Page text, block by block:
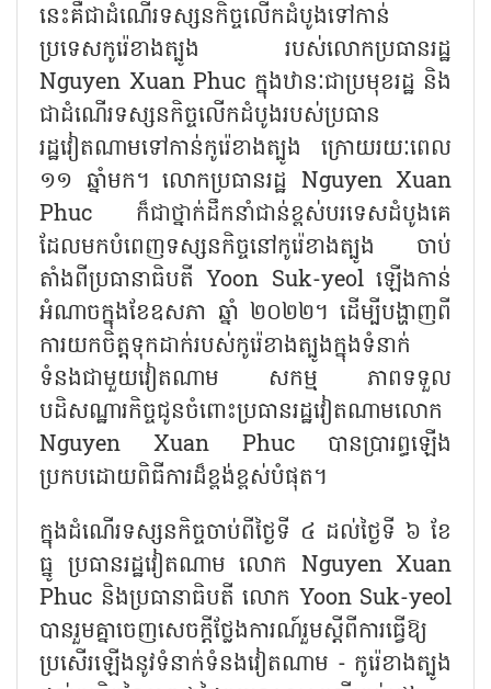
នេះគឺជាដំណើរទស្សនកិច្ចលើកដំបូងទៅកាន់
ប្រទេសកូរ៉េខាងត្បូង របស់លោកប្រធានរដ្ឋ
Nguyen Xuan Phuc ក្នុងឋានៈជាប្រមុខរដ្ឋ និង
ជាដំណើរទស្សនកិច្ចលើកដំបូងរបស់ប្រធាន
រដ្ឋវៀតណាមទៅកាន់កូរ៉េខាងត្បូង ក្រោយរយៈពេល
១១ ឆ្នាំមក។ លោកប្រធានរដ្ឋ Nguyen Xuan
Phuc ក៏ជាថ្នាក់ដឹកនាំជាន់ខ្ពស់បរទេសដំបូងគេ
ដែលមកបំពេញទស្សនកិច្ចនៅកូរ៉េខាងត្បូង ចាប់
តាំងពីប្រធានាធិបតីYoon Suk-yeolឡើងកាន់
អំណាចក្នុងខែឧសភា ឆ្នាំ ២០២២។ ដើម្បីបង្ហាញពី
ការយកចិតុ្តទុកដាក់របស់កូរ៉េខាងត្បូងក្នុងទំនាក់
ទំនងជាមួយវៀតណាម សកម្ម ភាពទទួល
បដិសណ្ឋារកិច្ចជូនចំពោះប្រធានរដ្ឋវៀតណាមលោក
Nguyen Xuan Phuc បានប្រារព្ធឡើង
ប្រកបដោយពិធីការដ៏ខ្ពង់ខ្ពស់បំផុត។
ក្នុងដំណើរទស្សនកិច្ចចាប់ពីថ្ងៃទី ៤ ដល់ថ្ងៃទី ៦ ខែ
ធ្នូ ប្រធានរដ្ឋវៀតណាម លោក Nguyen Xuan
Phuc និងប្រធានាធិបតី លោក Yoon Suk-yeol
បានរួមគ្នាចេញសេចក្តីថ្លែងការណ៍រួមស្តីពីការធ្វើឱ្យ
ប្រសើរឡើងនូវទំនាក់ទំនងវៀតណាម - កូរ៉េខាងត្បូង